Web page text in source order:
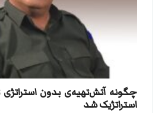
​چگونه آتش‌تهیه‌ی بدون استراتژی
استراتژیک شد